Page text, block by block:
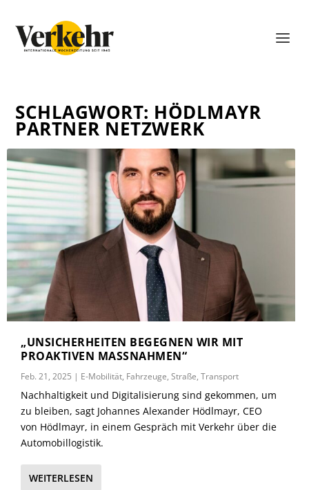
SCHLAGWORT: HÖDLMAYR
PARTNER NETZWERK
„UNSICHERHEITEN BEGEGNEN WIR MIT
PROAKTIVEN MASSNAHMEN“
Feb. 21, 2025 | E-Mobilität, Fahrzeuge,Straße,Transport
Nachhaltigkeit und Digitalisierung sind gekommen, um
zu bleiben, sagt Johannes Alexander Hödlmayr, CEO
von Hödlmayr, in einem Gespräch mit Verkehr über die
Automobillogistik.
WEITERLESEN